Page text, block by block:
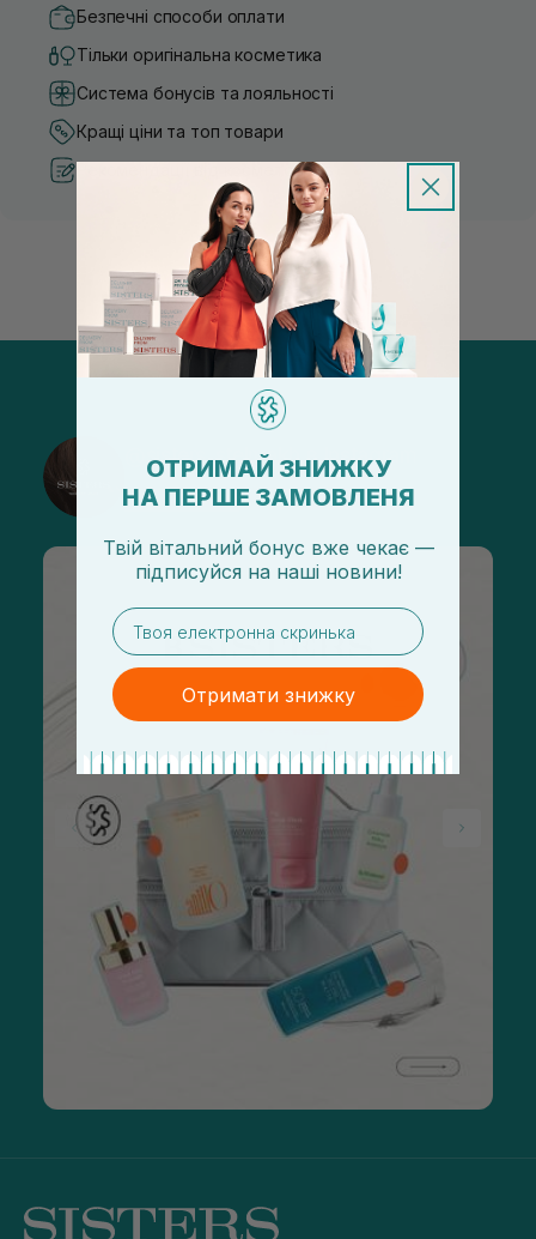
Безпечні способи оплати
Тільки оригінальна косметика
Система бонусів та лояльності
Кращі ціни та топ товари
Рекомендації від косметологів
@sisters_stelmakh в Instagram
Підписатися
ОТРИМАЙ ЗНИЖКУ
НА ПЕРШЕ ЗАМОВЛЕНЯ
Твій вітальний бонус вже чекає —
підписуйся на наші новини!
email
Отримати знижку